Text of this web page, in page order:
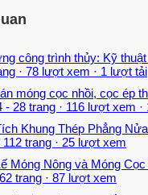
công trình thủy: Kỹ
· 78 lượt xem · 1 lượt tải
móng cọc nhồi, cọc ép
- 28 trang · 116 lượt xem ·
Khung Thép Phẳng
112 trang · 25 lượt xem
Móng Nông và Móng
62 trang · 87 lượt xem